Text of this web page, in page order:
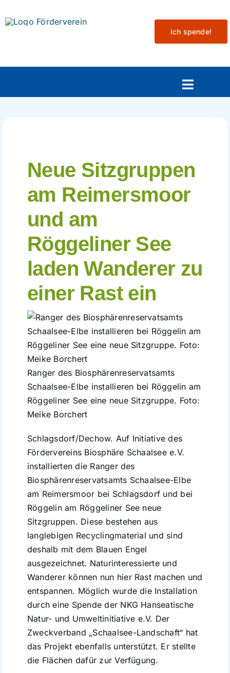
to
Ich spende!
Toggle
Veranstaltungen
Führungen
Der Schaalsee
Kontakt
Karte
Neue Sitzgruppen
am Reimersmoor
und am
Röggeliner See
laden Wanderer zu
einer Rast ein
Ranger des Biosphärenreservatsamts
Schaalsee-Elbe installieren bei Röggelin am
Röggeliner See eine neue Sitzgruppe. Foto:
Meike Borchert
Schlagsdorf/Dechow. Auf Initiative des
Fördervereins Biosphäre Schaalsee e.V.
installierten die Ranger des
Biosphärenreservatsamts Schaalsee-Elbe
am Reimersmoor bei Schlagsdorf und bei
Röggelin am Röggeliner See neue
Sitzgruppen. Diese bestehen aus
langlebigen Recyclingmaterial und sind
deshalb mit dem Blauen Engel
ausgezeichnet. Naturinteressierte und
Wanderer können nun hier Rast machen und
entspannen. Möglich wurde die Installation
durch eine Spende der NKG Hanseatische
Natur- und Umweltinitiative e.V. Der
Zweckverband „Schaalsee-Landschaft“ hat
das Projekt ebenfalls unterstützt. Er stellte
die Flächen dafür zur Verfügung.